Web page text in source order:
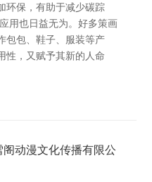
环保，有助于减少碳踪
用也日益无为。好多策画
包包、鞋子、服装等产
性，又赋予其新的人命
动漫文化传播有限公